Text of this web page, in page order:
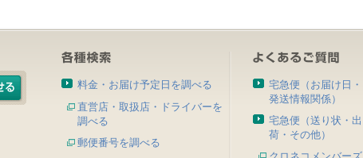
料金・お届け予定日を調べる
直営店・取扱店・ドライバーを
調べる
郵便番号を調べる
宅急便（お届け日・
発送情報関係）
宅急便（送り状・出
荷・その他）